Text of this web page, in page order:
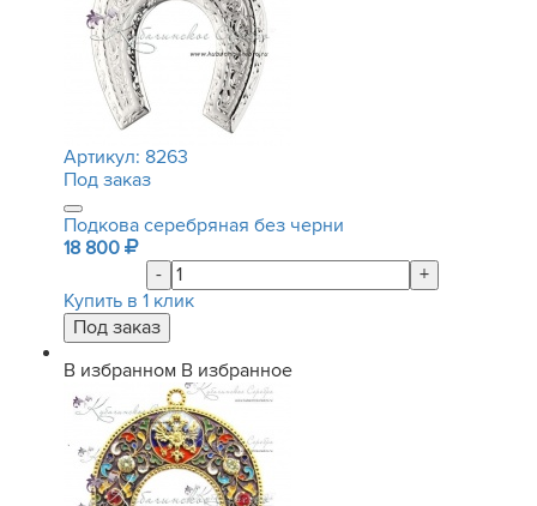
Артикул: 8263
Под заказ
Подкова серебряная без черни
18 800
-
+
Купить в 1 клик
В избранном В избранное